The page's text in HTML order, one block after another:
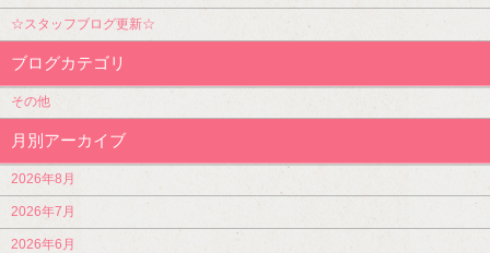
☆スタッフブログ更新☆
ブログカテゴリ
その他
月別アーカイブ
2026年8月
2026年7月
2026年6月